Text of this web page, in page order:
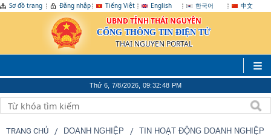
Sơ đồ trang Đăng nhập Tiếng Việt English 한국어 中文
UBND TỈNH THÁI NGUYÊN
CỔNG THÔNG TIN ĐIỆN TỬ
THAI NGUYEN PORTAL
Thứ 6, 7/8/2026, 09:32:50 PM
TRANG CHỦ DOANH NGHIỆP TIN HOẠT ĐỘNG DOANH NGHIỆP